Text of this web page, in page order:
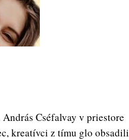
Cséfalvay v priestore
kreatívci z tímu glo obsadili